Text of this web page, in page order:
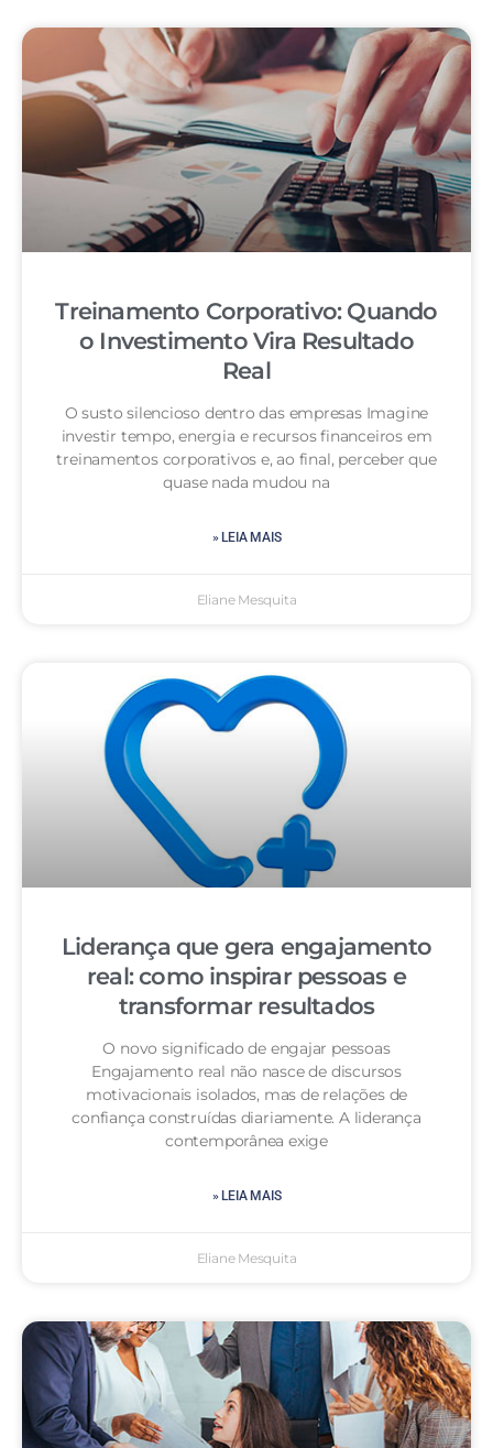
Treinamento Corporativo: Quando
o Investimento Vira Resultado
Real
O susto silencioso dentro das empresas Imagine
investir tempo, energia e recursos financeiros em
treinamentos corporativos e, ao final, perceber que
quase nada mudou na
» LEIA MAIS
Eliane Mesquita
Liderança que gera engajamento
real: como inspirar pessoas e
transformar resultados
O novo significado de engajar pessoas
Engajamento real não nasce de discursos
motivacionais isolados, mas de relações de
confiança construídas diariamente. A liderança
contemporânea exige
» LEIA MAIS
Eliane Mesquita